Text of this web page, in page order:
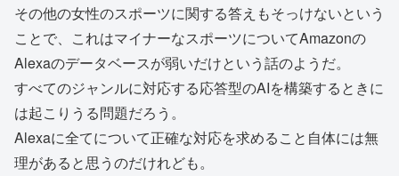
その他の女性のスポーツに関する答えもそっけないという
ことで、これはマイナーなスポーツについてAmazonの
Alexaのデータベースが弱いだけという話のようだ。
すべてのジャンルに対応する応答型のAIを構築するときに
は起こりうる問題だろう。
Alexaに全てについて正確な対応を求めること自体には無
理があると思うのだけれども。